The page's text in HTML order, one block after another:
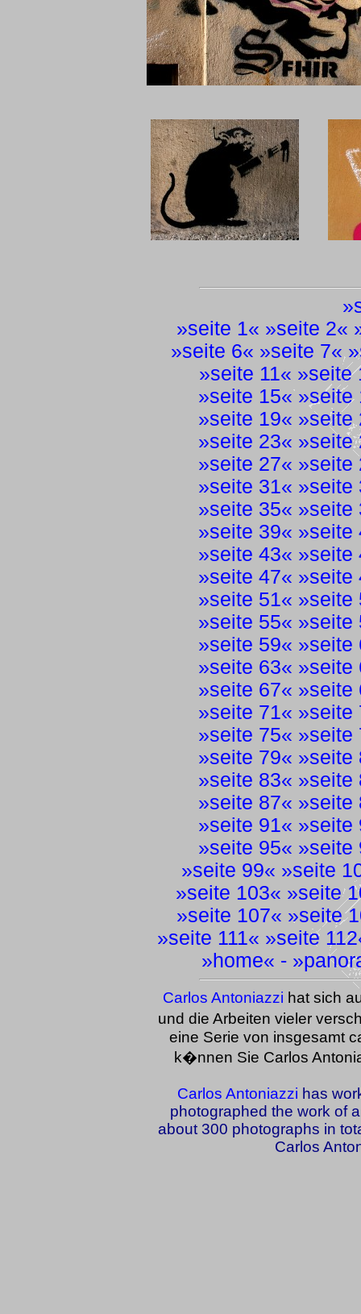
»
»seite 1« »seite 2«
»seite 6« »seite 7« »
»seite 11« »seite
»seite 15« »seite
»seite 19« »seite
»seite 23« »seite
»seite 27« »seite
»seite 31« »seite
»seite 35« »seite
»seite 39« »seite
»seite 43« »seite
»seite 47« »seite
»seite 51« »seite
»seite 55« »seite
»seite 59« »seite
»seite 63« »seite
»seite 67« »seite
»seite 71« »seite
»seite 75« »seite
»seite 79« »seite
»seite 83« »seite
»seite 87« »seite
»seite 91« »seite
»seite 95« »seite
»seite 99« »seite
»seite 103« »seite
»seite 107« »seite
»seite 111« »seite 112
»home« - »
Carlos Antoniazzi hat sich
und die Arbeiten vieler
eine Serie von insgesamt
k�nnen Sie Carlos
Carlos Antoniazzi has
photographed the work of
about 300 photographs in
Carlos